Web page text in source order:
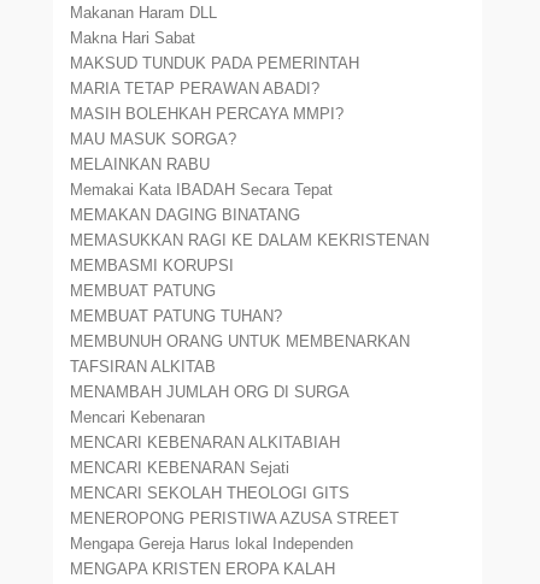
Makanan Haram DLL
Makna Hari Sabat
MAKSUD TUNDUK PADA PEMERINTAH
MARIA TETAP PERAWAN ABADI?
MASIH BOLEHKAH PERCAYA MMPI?
MAU MASUK SORGA?
MELAINKAN RABU
Memakai Kata IBADAH Secara Tepat
MEMAKAN DAGING BINATANG
MEMASUKKAN RAGI KE DALAM KEKRISTENAN
MEMBASMI KORUPSI
MEMBUAT PATUNG
MEMBUAT PATUNG TUHAN?
MEMBUNUH ORANG UNTUK MEMBENARKAN
TAFSIRAN ALKITAB
MENAMBAH JUMLAH ORG DI SURGA
Mencari Kebenaran
MENCARI KEBENARAN ALKITABIAH
MENCARI KEBENARAN Sejati
MENCARI SEKOLAH THEOLOGI GITS
MENEROPONG PERISTIWA AZUSA STREET
Mengapa Gereja Harus lokal Independen
MENGAPA KRISTEN EROPA KALAH